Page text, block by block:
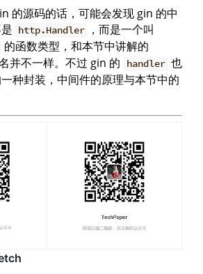
的源码的话，可能会发现 gin 的中
http.Handler ，而是一个叫
的函数类型，和本节中讲解的
并不一样。不过 gin 的 handler 也
种封装，中间件的原理与本节中的